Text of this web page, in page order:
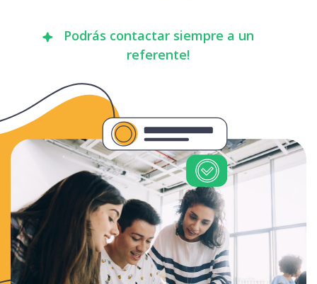
Podrás contactar siempre a un
referente!